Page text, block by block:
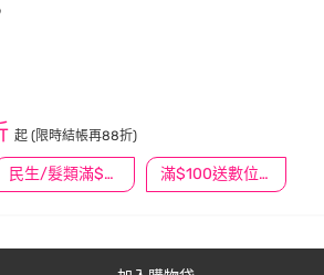
民生/髮類滿$388送舒潔冰巾 滿$100送數位印花
起 (限時結帳再88折)